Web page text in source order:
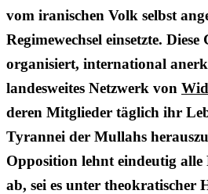
vom iranischen Volk selbst
Regimewechsel einsetzte.
organisiert, international
landesweites Netzwerk von
deren Mitglieder täglich ihr
Tyrannei der Mullahs
Opposition lehnt eindeutig
ab, sei es unter theokratischer